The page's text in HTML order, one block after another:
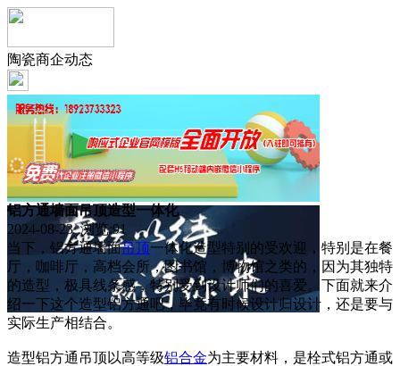
陶瓷商企动态
铝方通墙面吊顶造型一体化
2024-08-23 浏览:91
当下，铝方通墙面吊顶一体化造型特别的受欢迎，特别是在餐
厅，咖啡厅，高档会所，图书馆，博物馆之类的，因为其独特
的造型，极具线条感，特别受到设计师们的喜爱。下面就来介
绍一下这个造型铝方通吧，毕竟有时候设计归设计，还是要与
实际生产相结合。
造型铝方通吊顶以高等级铝合金为主要材料，是栓式铝方通或